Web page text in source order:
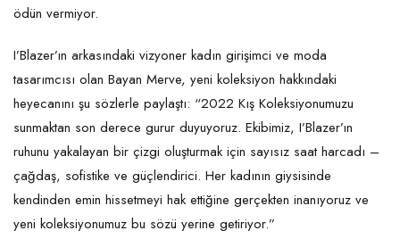
ödün vermiyor.
I’Blazer’ın arkasındaki vizyoner kadın girişimci ve moda
tasarımcısı olan Bayan Merve, yeni koleksiyon hakkındaki
heyecanını şu sözlerle paylaştı: “2022 Kış Koleksiyonumuzu
sunmaktan son derece gurur duyuyoruz. Ekibimiz, I’Blazer’ın
ruhunu yakalayan bir çizgi oluşturmak için sayısız saat harcadı –
çağdaş, sofistike ve güçlendirici. Her kadının giysisinde
kendinden emin hissetmeyi hak ettiğine gerçekten inanıyoruz ve
yeni koleksiyonumuz bu sözü yerine getiriyor.”